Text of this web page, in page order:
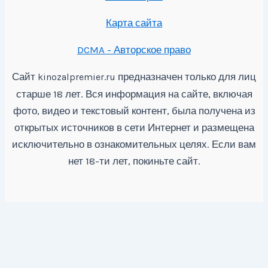
Карта сайта
DCMA - Авторское право
Сайт kinozalpremier.ru предназначен только для лиц
старше 18 лет. Вся информация на сайте, включая
фото, видео и текстовый контент, была получена из
открытых источников в сети Интернет и размещена
исключительно в ознакомительных целях. Если вам
нет 18-ти лет, покиньте сайт.